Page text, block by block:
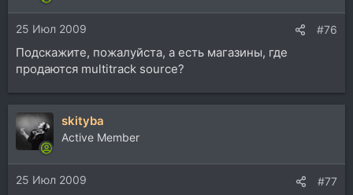
25 Июл 2009 #76
Подскажите, пожалуйста, а есть магазины, где
продаются multitrack source?
skityba
Active Member
25 Июл 2009 #77